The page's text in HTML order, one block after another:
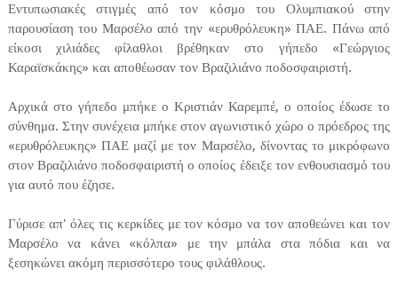
Εντυπωσιακές στιγμές από τον κόσμο του Ολυμπιακού στην
παρουσίαση του Μαρσέλο από την «ερυθρόλευκη» ΠΑΕ. Πάνω από
είκοσι χιλιάδες φίλαθλοι βρέθηκαν στο γήπεδο «Γεώργιος
Καραϊσκάκης» και αποθέωσαν τον Βραζιλιάνο ποδοσφαιριστή.
Αρχικά στο γήπεδο μπήκε ο Κριστιάν Καρεμπέ, ο οποίος έδωσε το
σύνθημα. Στην συνέχεια μπήκε στον αγωνιστικό χώρο ο πρόεδρος της
«ερυθρόλευκης» ΠΑΕ μαζί με τον Μαρσέλο, δίνοντας το μικρόφωνο
στον Βραζιλιάνο ποδοσφαιριστή ο οποίος έδειξε τον ενθουσιασμό του
για αυτό που έζησε.
Γύρισε απ' όλες τις κερκίδες με τον κόσμο να τον αποθεώνει και τον
Μαρσέλο να κάνει «κόλπα» με την μπάλα στα πόδια και να
ξεσηκώνει ακόμη περισσότερο τους φιλάθλους.